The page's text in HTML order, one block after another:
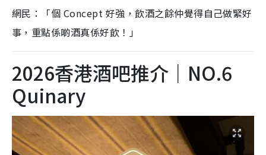
網民：「個 Concept 好強，飲酒之餘仲覺得自己做緊好
事，重點係啲酒真係好飲！」
2026香港酒吧推介｜NO.6
Quinary